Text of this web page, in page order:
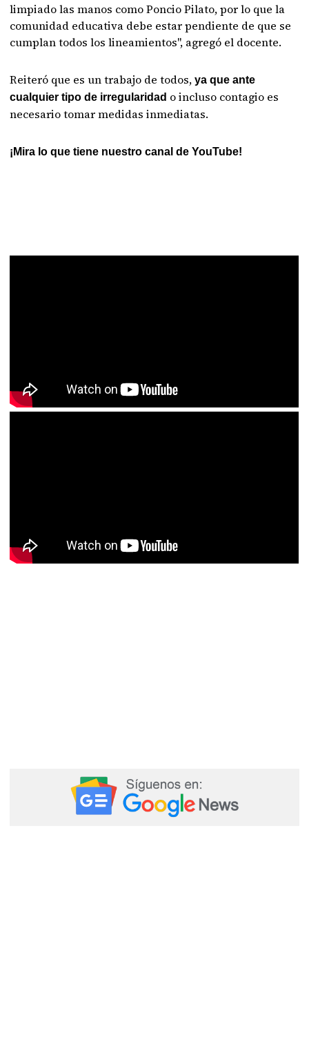
limpiado las manos como Poncio Pilato, por lo que la
comunidad educativa debe estar pendiente de que se
cumplan todos los lineamientos", agregó el docente.
Reiteró que es un trabajo de todos,ya que ante
cualquier tipo de irregularidad o incluso contagio es
necesario tomar medidas inmediatas.
¡Mira lo que tiene nuestro canal de YouTube!